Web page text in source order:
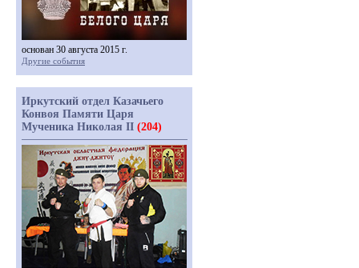
основан 30 августа 2015 г.
Другие события
Иркутский отдел Казачьего
Конвоя Памяти Царя
Мученика Николая II (204)